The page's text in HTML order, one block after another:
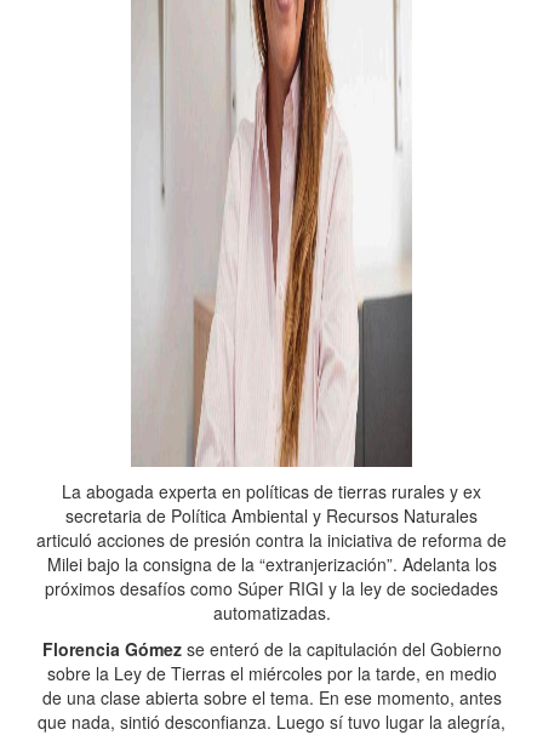
La abogada experta en políticas de tierras rurales y ex
secretaria de Política Ambiental y Recursos Naturales
articuló acciones de presión contra la iniciativa de reforma de
Milei bajo la consigna de la “extranjerización”. Adelanta los
próximos desafíos como Súper RIGI y la ley de sociedades
automatizadas.
Florencia Gómezse enteró de la capitulación del Gobierno
sobre la Ley de Tierras el miércoles por la tarde, en medio
de una clase abierta sobre el tema. En ese momento, antes
que nada, sintió desconfianza. Luego sí tuvo lugar la alegría,